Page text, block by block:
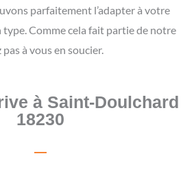
parfaitement l’adapter à votre
Comme cela fait partie de notre
à vous en soucier.
à Saint-Doulchard
18230